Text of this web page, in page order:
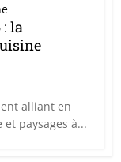
la
alliant en
paysages à...